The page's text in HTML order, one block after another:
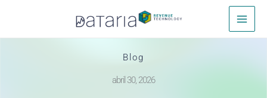
Blog
abril 30, 2026